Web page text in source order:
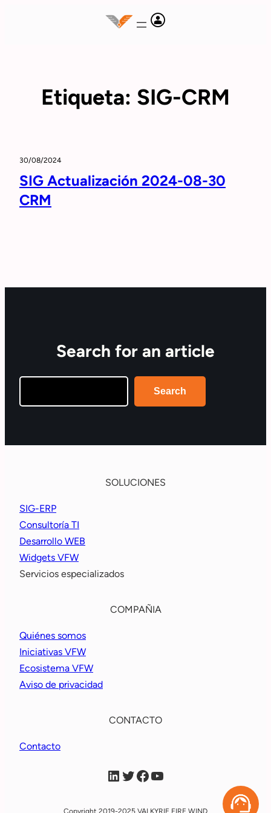
Etiqueta: SIG-CRM
30/08/2024
SIG Actualización 2024-08-30
CRM
Search for an article
Search
SOLUCIONES
SIG-ERP
Consultoría TI
Desarrollo WEB
Widgets VFW
Servicios especializados
COMPAÑIA
Quiénes somos
Iniciativas VFW
Ecosistema VFW
Aviso de privacidad
CONTACTO
Contacto
VFW Linkein VFW X VFW Facebook VFW YouTube
Copyright 2019-2025 VALKYRIE FIRE WIND